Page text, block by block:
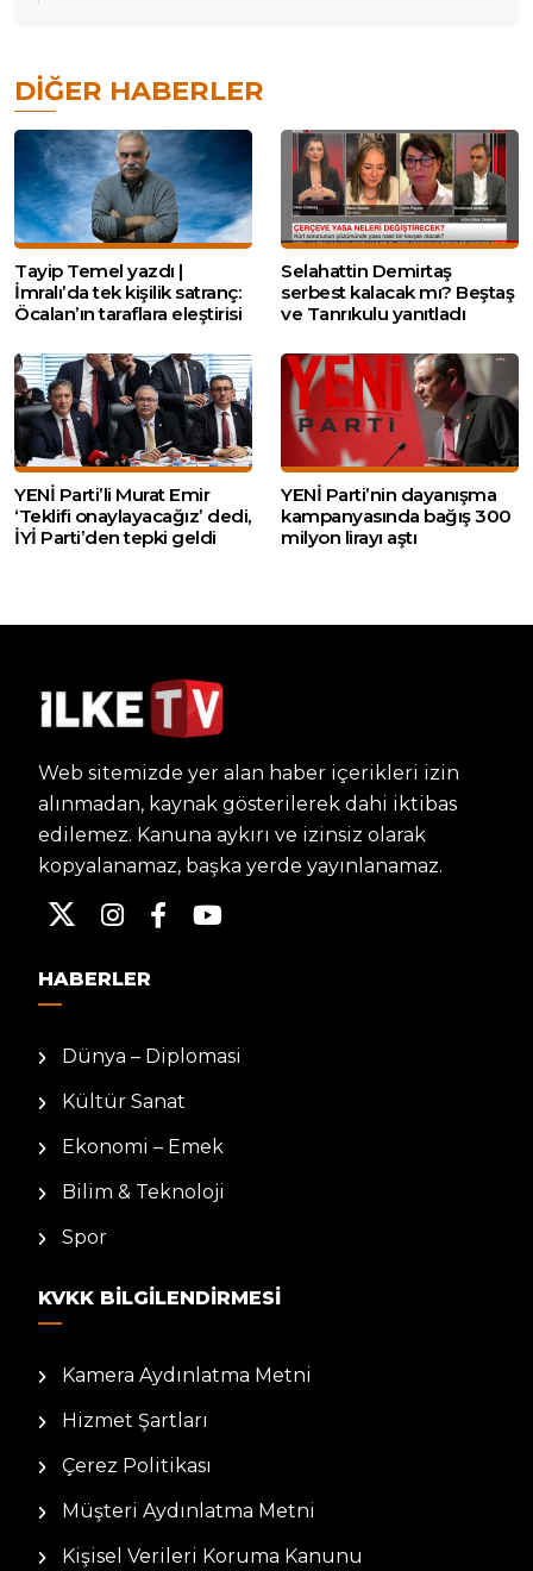
DIĞER HABERLER
Tayip Temel yazdı |
İmralı’da tek kişilik satranç:
Öcalan’ın taraflara eleştirisi
Selahattin Demirtaş
serbest kalacak mı? Beştaş
ve Tanrıkulu yanıtladı
YENİ Parti’li Murat Emir
‘Teklifi onaylayacağız’ dedi,
İYİ Parti’den tepki geldi
YENİ Parti’nin dayanışma
kampanyasında bağış 300
milyon lirayı aştı
Web sitemizde yer alan haber içerikleri izin
alınmadan, kaynak gösterilerek dahi iktibas
edilemez. Kanuna aykırı ve izinsiz olarak
kopyalanamaz, başka yerde yayınlanamaz.
HABERLER
Dünya – Diplomasi
Kültür Sanat
Ekonomi – Emek
Bilim & Teknoloji
Spor
KVKK BILGILENDIRMESI
Kamera Aydınlatma Metni
Hizmet Şartları
Çerez Politikası
Müşteri Aydınlatma Metni
Kişisel Verileri Koruma Kanunu